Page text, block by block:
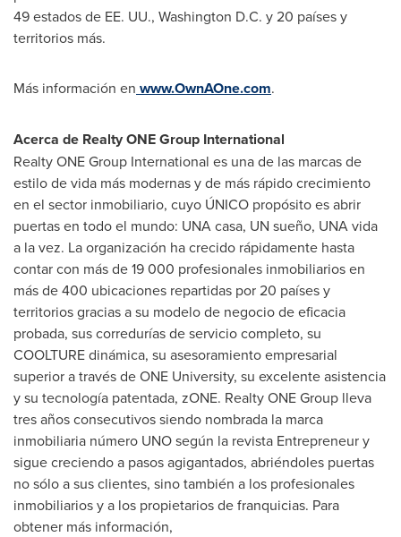
49 estados de EE. UU., Washington D.C. y 20 países y
territorios más.
Más información en www.OwnAOne.com.
Acerca de Realty ONE Group International
Realty ONE Group International es una de las marcas de
estilo de vida más modernas y de más rápido crecimiento
en el sector inmobiliario, cuyo ÚNICO propósito es abrir
puertas en todo el mundo: UNA casa, UN sueño, UNA vida
a la vez. La organización ha crecido rápidamente hasta
contar con más de 19 000 profesionales inmobiliarios en
más de 400 ubicaciones repartidas por 20 países y
territorios gracias a su modelo de negocio de eficacia
probada, sus corredurías de servicio completo, su
COOLTURE dinámica, su asesoramiento empresarial
superior a través de ONE University, su excelente asistencia
y su tecnología patentada, zONE. Realty ONE Group lleva
tres años consecutivos siendo nombrada la marca
inmobiliaria número UNO según la revista Entrepreneur y
sigue creciendo a pasos agigantados, abriéndoles puertas
no sólo a sus clientes, sino también a los profesionales
inmobiliarios y a los propietarios de franquicias. Para
obtener más información,